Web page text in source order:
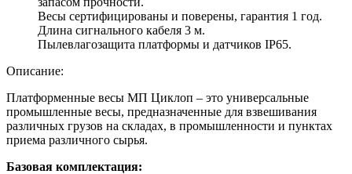
Весы сертифицированы и поверены, гарантия 1 год.
Длина сигнального кабеля 3 м.
Пылевлагозащита платформы и датчиков IP65.
Описание:
Платформенные весы МП Циклоп – это универсальные
промышленные весы, предназначенные для взвешивания
различных грузов на складах, в промышленности и пунктах
приема различного сырья.
Базовая комплектация: